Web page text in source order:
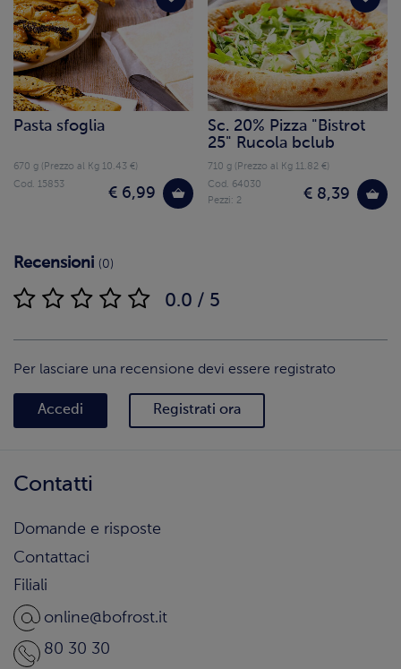
Pasta sfoglia
670 g (Prezzo al Kg 10.43 €)
€ 6,99
Cod. 15853
Sc. 20% Pizza "Bistrot
25" Rucola bclub
710 g (Prezzo al Kg 11.82 €)
€ 8,39
Cod. 64030
Pezzi: 2
Recensioni (0)
0.0 / 5
Per lasciare una recensione devi essere registrato
Accedi Registrati ora
Contatti
Domande e risposte
Contattaci
Filiali
online@bofrost.it
80 30 30